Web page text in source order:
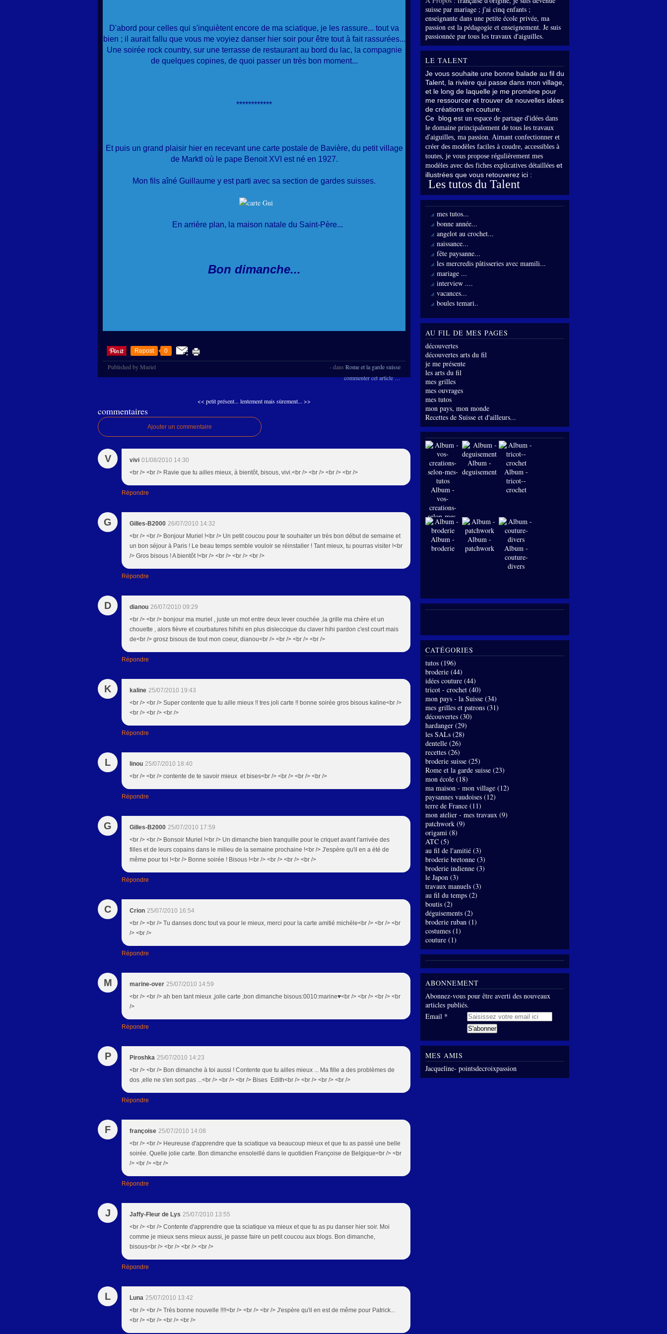
D'abord pour celles qui s'inquiètent encore de ma sciatique, je les rassure... tout va
bien ; il aurait fallu que vous me voyiez danser hier soir pour être tout à fait rassurées...
Une soirée rock country, sur une terrasse de restaurant au bord du lac, la compagnie
de quelques copines, de quoi passer un très bon moment...
************
Et puis un grand plaisir hier en recevant une carte postale de Bavière, du petit village
de Marktl où le pape Benoit XVI est né en 1927.
Mon fils aîné Guillaume y est parti avec sa section de gardes suisses.
En arrière plan, la maison natale du Saint-Père...
Bon dimanche...
Repost 0
Published by Muriel -dans Rome et la garde suisse
commenter cet article…
<< petit présent... lentement mais sûrement... >>
commentaires
Ajouter un commentaire
V vivi 01/08/2010 14:30
<br /> <br /> Ravie que tu ailles mieux, à bientôt, bisous, vivi.<br /> <br /> <br /> <br />
Répondre
G Gilles-B2000 26/07/2010 14:32
<br /> <br /> Bonjour Muriel !<br /> Un petit coucou pour te souhaiter un très bon début de semaine et
un bon séjour à Paris ! Le beau temps semble vouloir se réinstaller ! Tant mieux, tu pourras visiter !<br
/> Gros bisous ! A bientôt !<br /> <br /> <br /> <br />
Répondre
D dianou 26/07/2010 09:29
<br /> <br /> bonjour ma muriel , juste un mot entre deux lever couchée ,la grille ma chère et un
chouette , alors fièvre et courbatures hihihi en plus disleccique du claver hihi pardon c'est court mais
de<br /> grosz bisous de tout mon coeur, dianou<br /> <br /> <br /> <br />
Répondre
K kaline 25/07/2010 19:43
<br /> <br /> Super contente que tu aille mieux !! tres joli carte !! bonne soirée gros bisous kaline<br />
<br /> <br /> <br />
Répondre
L linou 25/07/2010 18:40
<br /> <br /> contente de te savoir mieux et bises<br /> <br /> <br /> <br />
Répondre
G Gilles-B2000 25/07/2010 17:59
<br /> <br /> Bonsoir Muriel !<br /> Un dimanche bien tranquille pour le criquet avant l'arrivée des
filles et de leurs copains dans le milieu de la semaine prochaine !<br /> J'espère qu'il en a été de
même pour toi !<br /> Bonne soirée ! Bisous !<br /> <br /> <br /> <br />
Répondre
C Crion 25/07/2010 16:54
<br /> <br /> Tu danses donc tout va pour le mieux, merci pour la carte amitié michéle<br /> <br /> <br
/> <br />
Répondre
M marine-over 25/07/2010 14:59
<br /> <br /> ah ben tant mieux ,jolie carte ,bon dimanche bisous:0010:marine♥<br /> <br /> <br /> <br
/>
Répondre
P Piroshka 25/07/2010 14:23
<br /> <br /> Bon dimanche à toi aussi ! Contente que tu ailles mieux ... Ma fille a des problèmes de
dos ,elle ne s'en sort pas ...<br /> <br /> <br /> Bises Edith<br /> <br /> <br /> <br />
Répondre
F françoise 25/07/2010 14:08
<br /> <br /> Heureuse d'apprendre que ta sciatique va beaucoup mieux et que tu as passé une belle
soirée. Quelle jolie carte. Bon dimanche ensoleillé dans le quotidien Françoise de Belgique<br /> <br
/> <br /> <br />
Répondre
J Jaffy-Fleur de Lys 25/07/2010 13:55
<br /> <br /> Contente d'apprendre que ta sciatique va mieux et que tu as pu danser hier soir. Moi
comme je mieux sens mieux aussi, je passe faire un petit coucou aux blogs. Bon dimanche,
bisous<br /> <br /> <br /> <br />
Répondre
L Luna 25/07/2010 13:42
<br /> <br /> Très bonne nouvelle !!!!<br /> <br /> <br /> J'espère qu'il en est de même pour Patrick...
<br /> <br /> <br /> <br />
suisse par mariage ; j'ai cinq enfants ;
enseignante dans une petite école privée, ma
passion est la pédagogie et enseignement. Je suis
passionnée par tous les travaux d'aiguilles.
LE TALENT
Je vous souhaite une bonne balade au fil du
Talent, la rivière qui passe dans mon village,
et le long de laquelle je me promène pour
me ressourcer et trouver de nouvelles idées
de créations en couture.
Ce blog est un espace de partage d'idées dans
le domaine principalement de tous les travaux
d'aiguilles, ma passion. Aimant confectionner et
créer des modèles faciles à coudre, accessibles à
toutes, je vous propose régulièrement mes
modèles avec des fiches explicatives détaillées et
illustrées que vous retouverez ici :
Les tutos du Talent
mes tutos...
bonne année...
angelot au crochet...
naissance...
fête paysanne...
les mercredis pâtisseries avec mamili...
mariage ...
interview ....
vacances...
boules temari..
AU FIL DE MES PAGES
découvertes
découvertes arts du fil
je me présente
les arts du fil
mes grilles
mes ouvrages
mes tutos
mon pays, mon monde
Recettes de Suisse et d'ailleurs...
Album -
vos-
creations-
selon-mes-
tutos
Album -
deguisements
Album -
tricot--
crochet
Album -
broderie
Album -
patchwork
Album -
couture-
divers
CATÉGORIES
tutos (196)
broderie (44)
idées couture (44)
tricot - crochet (40)
mon pays - la Suisse (34)
mes grilles et patrons (31)
découvertes (30)
hardanger (29)
les SALs (28)
dentelle (26)
recettes (26)
broderie suisse (25)
Rome et la garde suisse (23)
mon école (18)
ma maison - mon village (12)
paysannes vaudoises (12)
terre de France (11)
mon atelier - mes travaux (9)
patchwork (9)
origami (8)
ATC (5)
au fil de l'amitié (3)
broderie bretonne (3)
broderie indienne (3)
le Japon (3)
travaux manuels (3)
au fil du temps (2)
boutis (2)
déguisements (2)
broderie ruban (1)
costumes (1)
couture (1)
ABONNEMENT
Abonnez-vous pour être averti des nouveaux
articles publiés.
Email
MES AMIS
Jacqueline- pointsdecroixpassion